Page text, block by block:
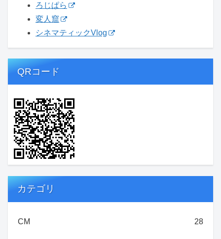
ろじぱら
変人窟
シネマティックVlog
QRコード
カテゴリ
CM 28